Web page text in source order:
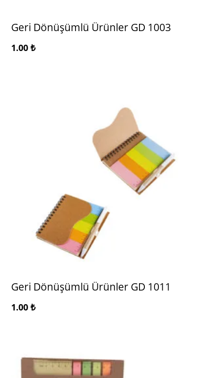
Geri Dönüşümlü Ürünler GD 1003
1.00 ₺
Geri Dönüşümlü Ürünler GD 1011
1.00 ₺